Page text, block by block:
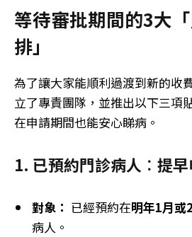
等待審批期間的3大
排」
為了讓大家能順利過渡到新的收
立了專責團隊，並推出以下三項
在申請期間也能安心睇病。
1. 已預約門診病人︰ 提
對象： 已經預約在明年1月或
病人。